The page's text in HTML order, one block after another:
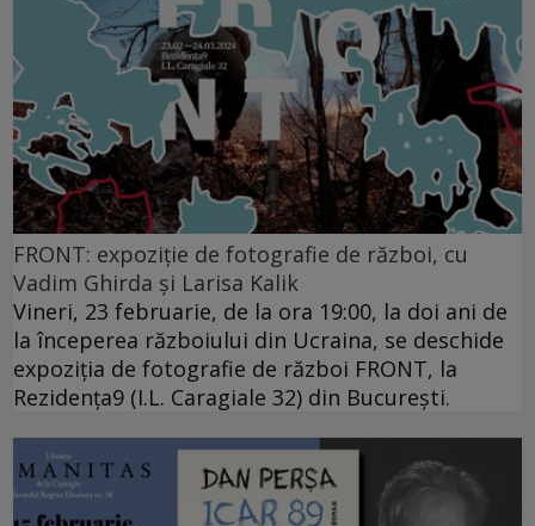
FRONT: expoziție de fotografie de război, cu
Vadim Ghirda și Larisa Kalik
Vineri, 23 februarie, de la ora 19:00, la doi ani de
la începerea războiului din Ucraina, se deschide
expoziția de fotografie de război FRONT, la
Rezidența9 (I.L. Caragiale 32) din București.